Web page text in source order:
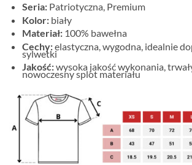
Seria:Patriotyczna, Premium
Kolor:biały
Materiał:100% bawełna
Cechy:elastyczna, wygodna, idealnie
sylwetki
Jakość:wysoka jakość wykonania,
nowoczesny splot materiału